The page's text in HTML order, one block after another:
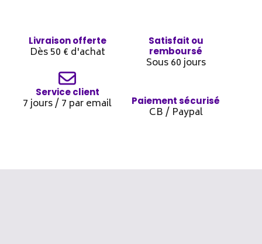
Livraison offerte
Dès 50 € d'achat
Satisfait ou
remboursé
Sous 60 jours
Service client
7 jours / 7 par email Paiement sécurisé
CB / Paypal